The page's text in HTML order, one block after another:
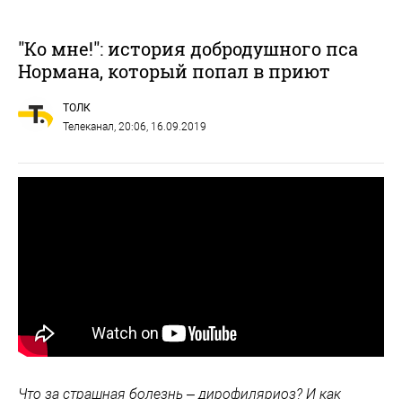
"Ко мне!": история добродушного пса
Нормана, который попал в приют
ТОЛК
Телеканал, 20:06, 16.09.2019
Что за страшная болезнь – дирофиляриоз? И как